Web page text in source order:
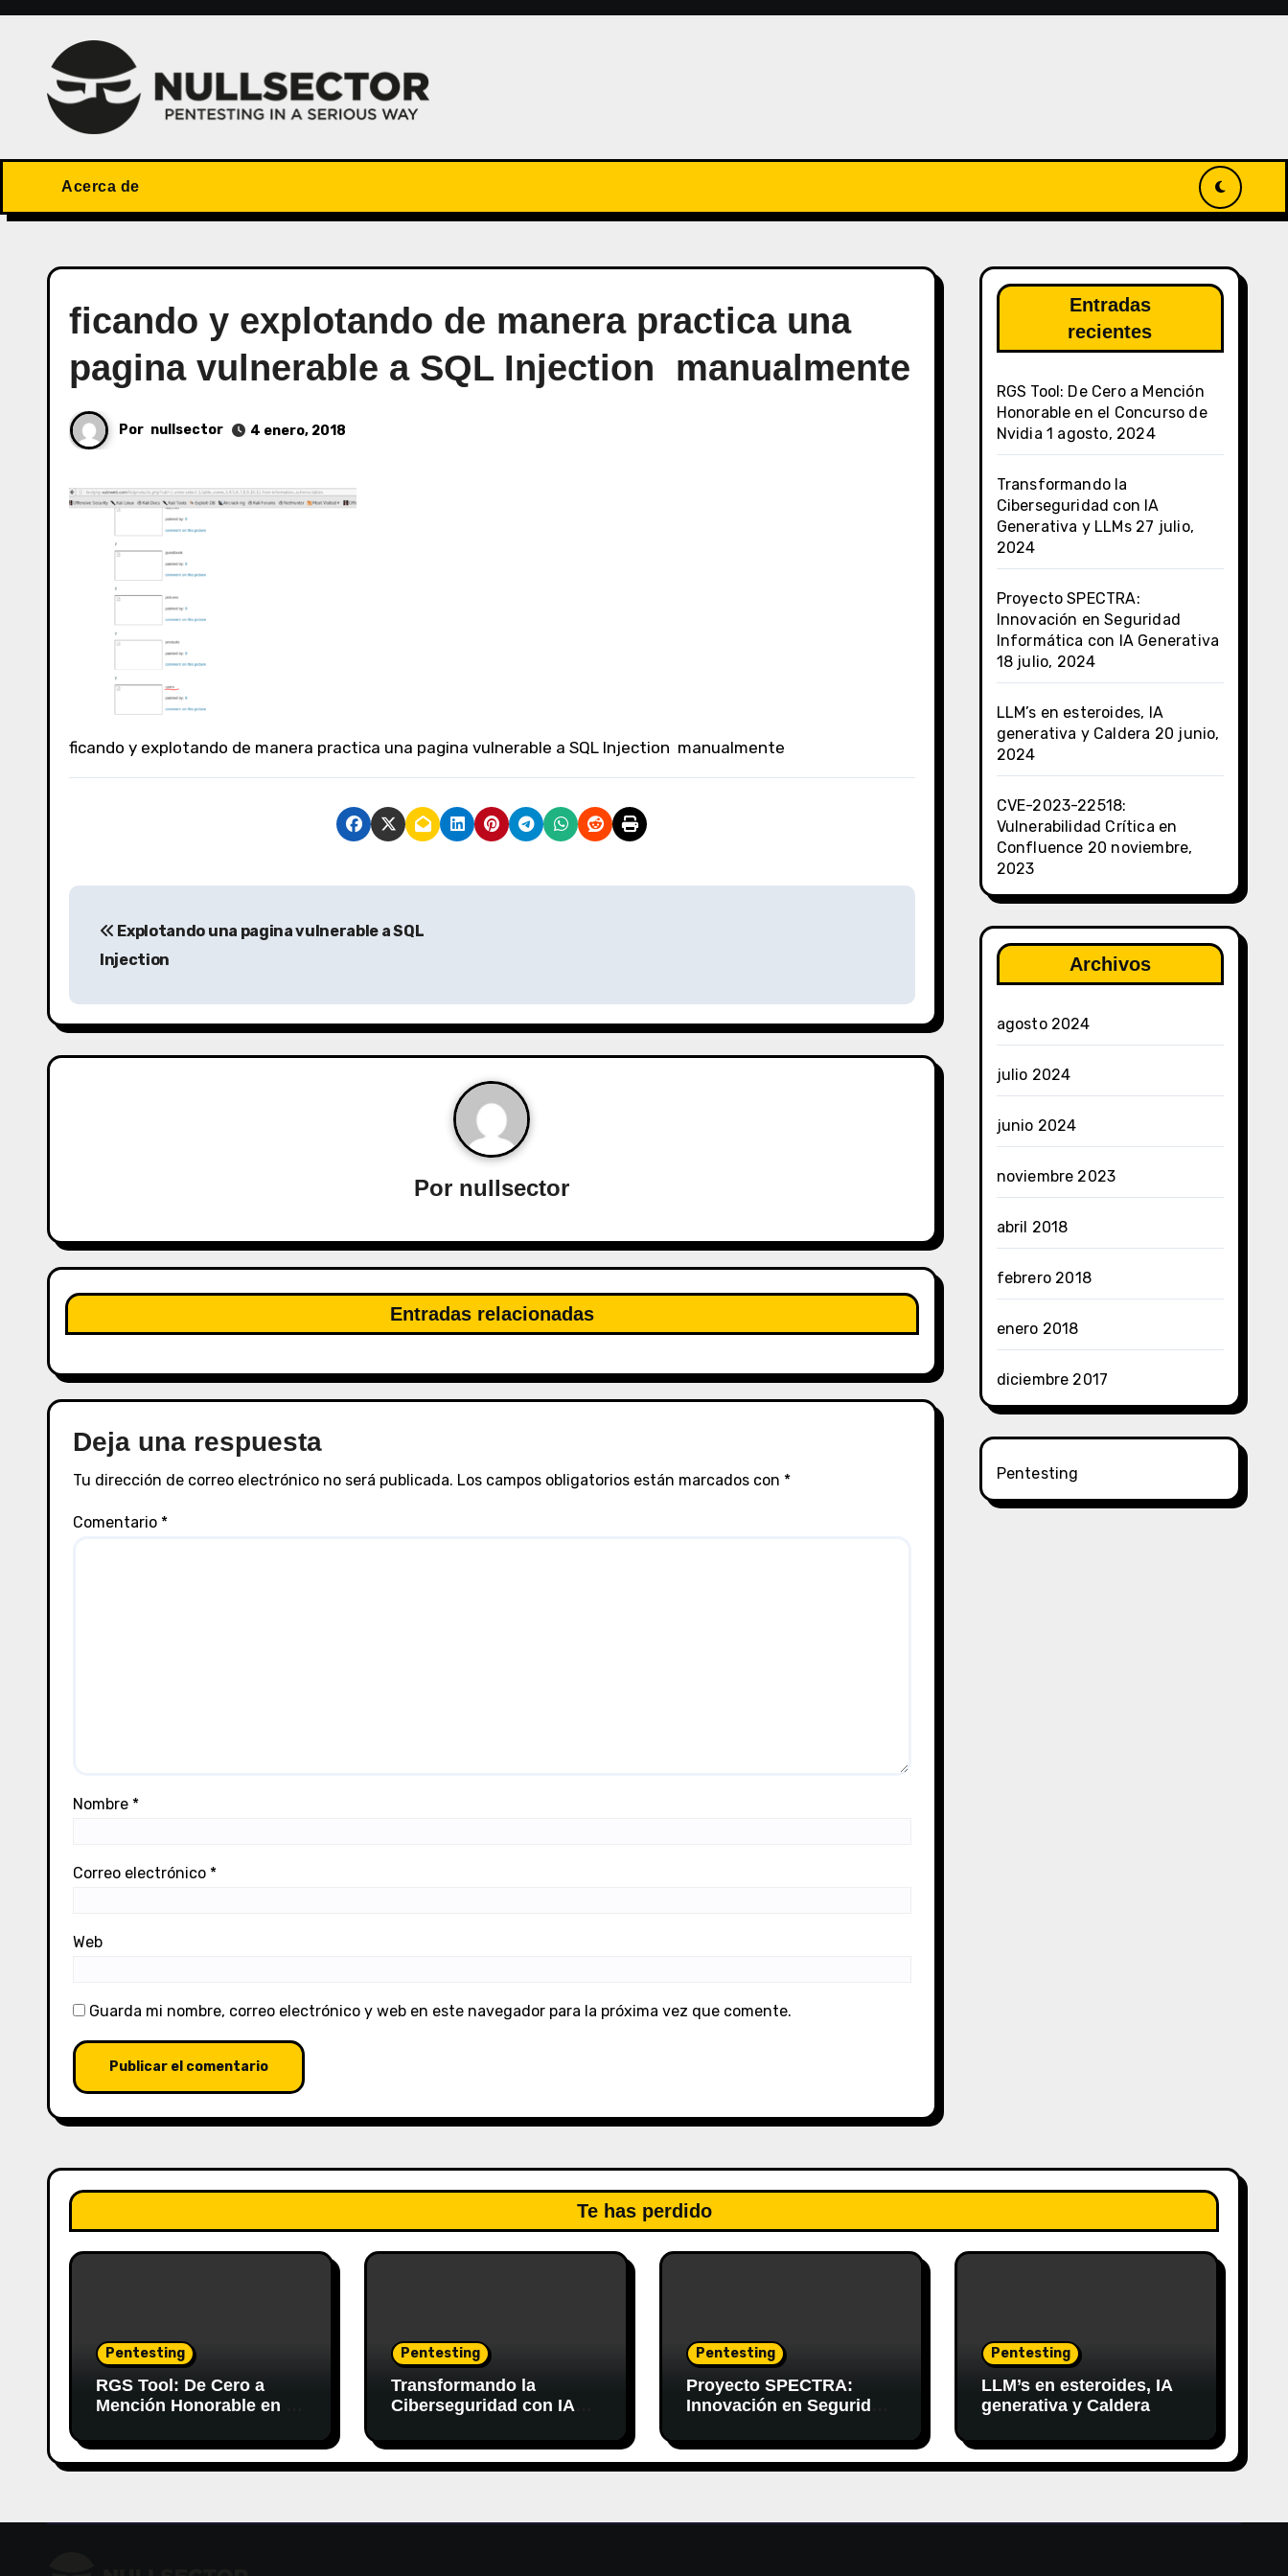
Saltar
contenido
Acerca de
ficando y explotando de manera practica una
pagina vulnerable a SQL Injection manualmente
Por nullsector 4 enero, 2018
ficando y explotando de manera practica una pagina vulnerable a SQL Injection manualmente
e
g
n
d
e
e
t
r
a
Explotando una pagina vulnerable a SQL
Injection
Por nullsector
Entradas relacionadas
Deja una respuesta
Tu dirección de correo electrónico no será publicada. Los campos obligatorios están marcados con *
Comentario *
Nombre *
Correo electrónico *
Web
Guarda mi nombre, correo electrónico y web en este navegador para la próxima vez que comente.
Entradas
recientes
RGS Tool: De Cero a Mención
Honorable en el Concurso de
Nvidia 1 agosto, 2024
Transformando la
Ciberseguridad con IA
Generativa y LLMs 27 julio,
2024
Proyecto SPECTRA:
Innovación en Seguridad
Informática con IA Generativa
18 julio, 2024
LLM’s en esteroides, IA
generativa y Caldera 20 junio,
2024
CVE-2023-22518:
Vulnerabilidad Crítica en
Confluence 20 noviembre,
2023
Archivos
agosto 2024
julio 2024
junio 2024
noviembre 2023
abril 2018
febrero 2018
enero 2018
diciembre 2017
Pentesting
Te has perdido
Pentesting
RGS Tool: De Cero a
Mención Honorable en el
Pentesting
Transformando la
Ciberseguridad con IA
Pentesting
Proyecto SPECTRA:
Innovación en Seguridad
Generativa
Pentesting
LLM’s en esteroides, IA
generativa y Caldera